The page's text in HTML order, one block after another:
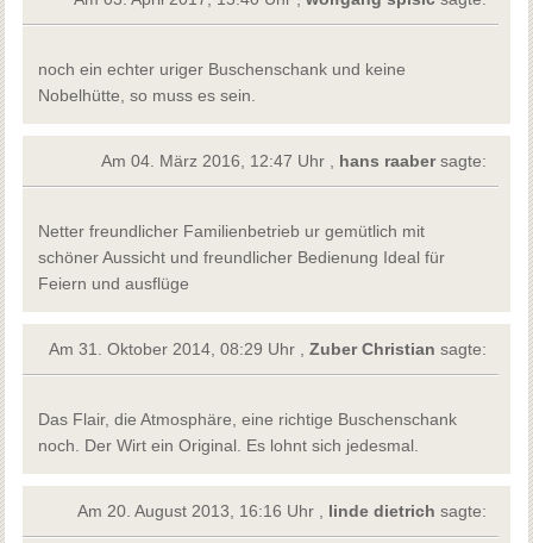
noch ein echter uriger Buschenschank und keine
Nobelhütte, so muss es sein.
Am 04. März 2016, 12:47 Uhr , hans raabersagte:
Netter freundlicher Familienbetrieb ur gemütlich mit
schöner Aussicht und freundlicher Bedienung Ideal für
Feiern und ausflüge
Am 31. Oktober 2014, 08:29 Uhr ,Zuber Christian sagte:
Das Flair, die Atmosphäre, eine richtige Buschenschank
noch. Der Wirt ein Original. Es lohnt sich jedesmal.
Am 20. August 2013, 16:16 Uhr , linde dietrich sagte: